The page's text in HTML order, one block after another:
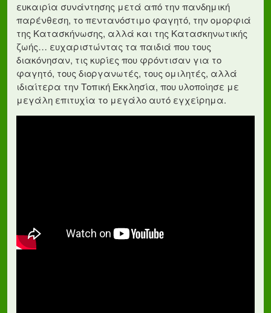
ευκαιρία συνάντησης μετά από την πανδημική
παρένθεση, το πεντανόστιμο φαγητό, την ομορφιά
της Κατασκήνωσης, αλλά και της Κατασκηνωτικής
ζωής… ευχαριστώντας τα παιδιά που τους
διακόνησαν, τις κυρίες που φρόντισαν για το
φαγητό, τους διοργανωτές, τους ομιλητές, αλλά
ιδιαίτερα την Τοπική Εκκλησία, που υλοποίησε με
μεγάλη επιτυχία το μεγάλο αυτό εγχείρημα.